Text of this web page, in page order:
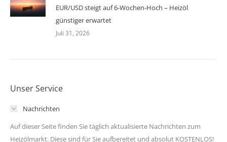
EUR/USD steigt auf 6-Wochen-Hoch – Heizöl
günstiger erwartet
Juli 31, 2026
Unser Service
Nachrichten
Auf dieser Seite finden Sie täglich aktualisierte Nachrichten zum
Heizölmarkt. Diese sind für Sie aufbereitet und absolut KOSTENLOS!